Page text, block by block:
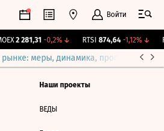
Войти
2 281,31 -0,2%↓ RTSI 874,64 -1,12%↓
меры, динамика, прогнозы
Наши проекты
ВЕДЫ